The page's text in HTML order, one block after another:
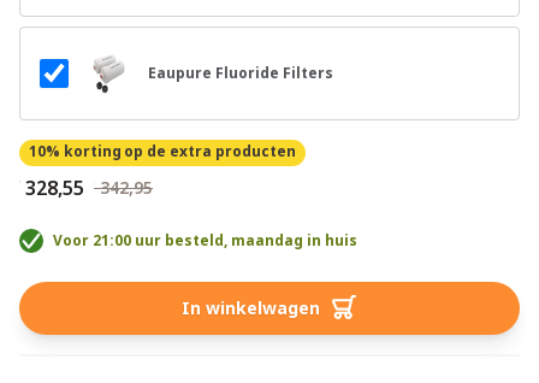
Eaupure Fluoride Filters
10% korting op de extra producten
€ 328,55 € 342,95
Voor 21:00 uur besteld, maandag in huis
In winkelwagen